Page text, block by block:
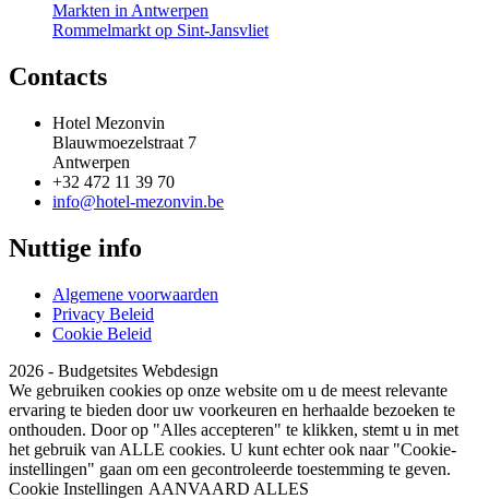
Markten in Antwerpen
Rommelmarkt op Sint-Jansvliet
Contacts
Hotel Mezonvin
Blauwmoezelstraat 7
Antwerpen
+32 472 11 39 70
info@hotel-mezonvin.be
Nuttige info
Algemene voorwaarden
Privacy Beleid
Cookie Beleid
2026 - Budgetsites Webdesign
We gebruiken cookies op onze website om u de meest relevante
ervaring te bieden door uw voorkeuren en herhaalde bezoeken te
onthouden. Door op "Alles accepteren" te klikken, stemt u in met
het gebruik van ALLE cookies. U kunt echter ook naar "Cookie-
instellingen" gaan om een ​​gecontroleerde toestemming te geven.
Cookie Instellingen AANVAARD ALLES